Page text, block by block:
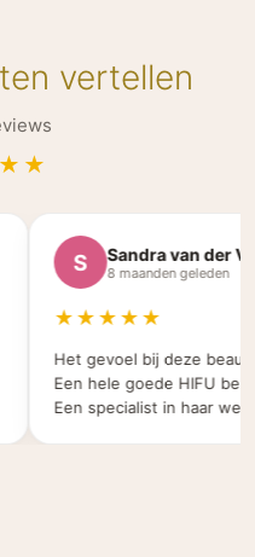
vertellen
S Sandra van der
8 maanden geleden
★★★★★
Het gevoel bij deze beauty
Een hele goede HIFU
Een specialist in haar werk.